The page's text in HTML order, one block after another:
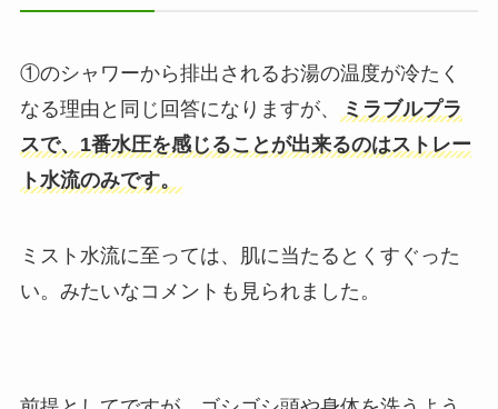
①のシャワーから排出されるお湯の温度が冷たく
なる理由と同じ回答になりますが、
ミラブルプラ
スで、1番水圧を感じることが出来るのはストレー
ト水流のみです。
ミスト水流に至っては、肌に当たるとくすぐった
い。みたいなコメントも見られました。